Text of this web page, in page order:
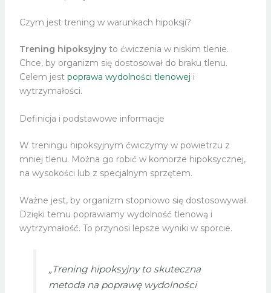
Czym jest trening w warunkach hipoksji?
Trening hipoksyjnyto ćwiczenia w niskim tlenie.
Chce, by organizm się dostosował do braku tlenu.
Celem jest poprawa wydolności tlenowej i
wytrzymałości.
Definicja i podstawowe informacje
W treningu hipoksyjnym ćwiczymy w powietrzu z
mniej tlenu. Można go robić w komorze hipoksycznej,
na wysokości lub z specjalnym sprzętem.
Ważne jest, by organizm stopniowo się dostosowywał.
Dzięki temu poprawiamy wydolność tlenową i
wytrzymałość. To przynosi lepsze wyniki w sporcie.
„Trening hipoksyjny to skuteczna
metoda na poprawę wydolności